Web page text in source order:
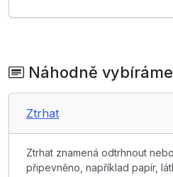
Náhodně vybíráme
Ztrhat
Ztrhat znamená odtrhnout
připevněno, například papír,